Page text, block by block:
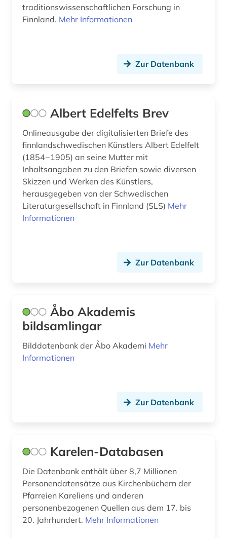
traditionswissenschaftlichen Forschung in
Finnland. Mehr Informationen
Zur Datenbank
Albert Edelfelts Brev
Onlineausgabe der digitalisierten Briefe des
finnlandschwedischen Künstlers Albert Edelfelt
(1854−1905) an seine Mutter mit
Inhaltsangaben zu den Briefen sowie diversen
Skizzen und Werken des Künstlers,
herausgegeben von der Schwedischen
Literaturgesellschaft in Finnland (SLS) Mehr
Informationen
Zur Datenbank
Åbo Akademis
bildsamlingar
Bilddatenbank der Åbo Akademi Mehr
Informationen
Zur Datenbank
Karelen-Databasen
Die Datenbank enthält über 8,7 Millionen
Personendatensätze aus Kirchenbüchern der
Pfarreien Kareliens und anderen
personenbezogenen Quellen aus dem 17. bis
20. Jahrhundert. Mehr Informationen